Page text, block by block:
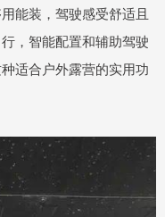
能装，驾驶感受舒适且
，智能配置和辅助驾驶
适合户外露营的实用功